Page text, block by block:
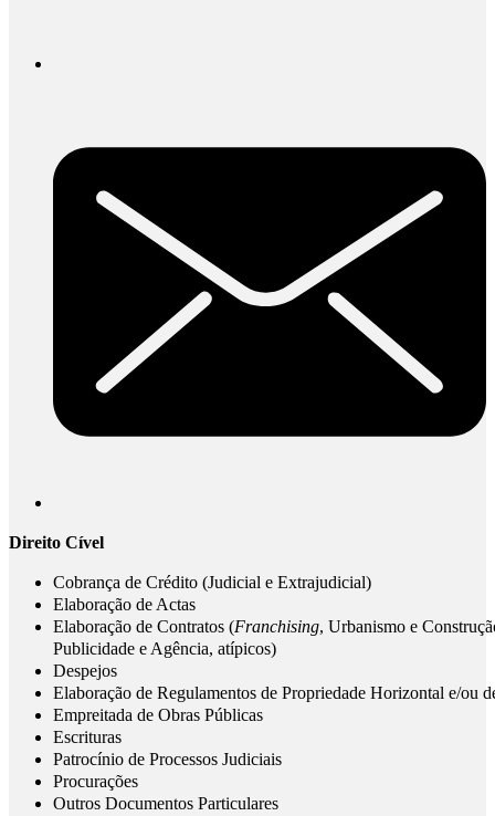
Direito Cível
Cobrança de Crédito (Judicial e Extrajudicial)
Elaboração de Actas
Elaboração de Contratos (Franchising, Urbanismo e
Publicidade e Agência, atípicos)
Despejos
Elaboração de Regulamentos de Propriedade Horizontal e/ou
Empreitada de Obras Públicas
Escrituras
Patrocínio de Processos Judiciais
Procurações
Outros Documentos Particulares